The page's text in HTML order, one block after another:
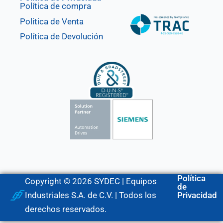
Política de compra
Politica de Venta
Política de Devolución
Copyright © 2026 SYDEC | Equipos
Industriales S.A. de C.V. | Todos los
derechos reservados.
Política
de
Privacidad